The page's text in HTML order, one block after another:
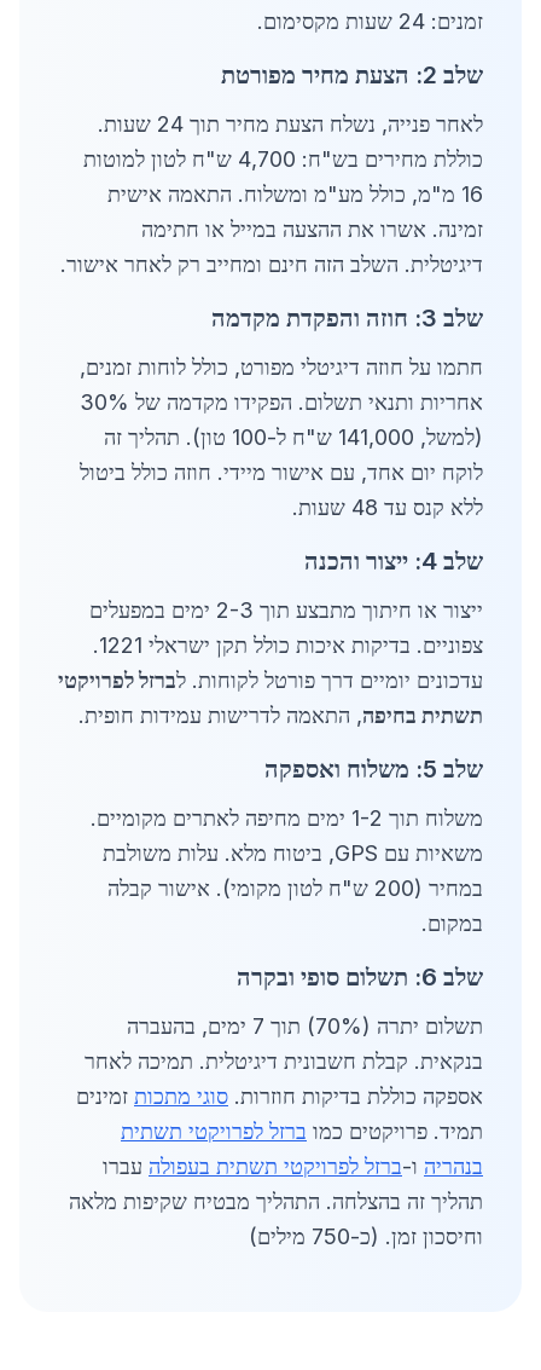
זמנים: 24 שעות מקסימום.
שלב 2: הצעת מחיר מפורטת
לאחר פנייה, נשלח הצעת מחיר תוך 24 שעות.
כוללת מחירים בש"ח: 4,700 ש"ח לטון למוטות
16 מ"מ, כולל מע"מ ומשלוח. התאמה אישית
זמינה. אשרו את ההצעה במייל או חתימה
דיגיטלית. השלב הזה חינם ומחייב רק לאחר אישור.
שלב 3: חוזה והפקדת מקדמה
חתמו על חוזה דיגיטלי מפורט, כולל לוחות זמנים,
אחריות ותנאי תשלום. הפקידו מקדמה של 30%
(למשל, 141,000 ש"ח ל-100 טון). תהליך זה
לוקח יום אחד, עם אישור מיידי. חוזה כולל ביטול
ללא קנס עד 48 שעות.
שלב 4: ייצור והכנה
ייצור או חיתוך מתבצע תוך 2-3 ימים במפעלים
צפוניים. בדיקות איכות כולל תקן ישראלי 1221.
עדכונים יומיים דרך פורטל לקוחות. לברזל לפרויקטי
תשתית בחיפה, התאמה לדרישות עמידות חופית.
שלב 5: משלוח ואספקה
משלוח תוך 1-2 ימים מחיפה לאתרים מקומיים.
משאיות עם GPS, ביטוח מלא. עלות משולבת
במחיר (200 ש"ח לטון מקומי). אישור קבלה
במקום.
שלב 6: תשלום סופי ובקרה
תשלום יתרה (70%) תוך 7 ימים, בהעברה
בנקאית. קבלת חשבונית דיגיטלית. תמיכה לאחר
אספקה כוללת בדיקות חוזרות. סוגי מתכות זמינים
תמיד. פרויקטים כמו ברזל לפרויקטי תשתית
בנהריה ו-ברזל לפרויקטי תשתית בעפולה עברו
תהליך זה בהצלחה. התהליך מבטיח שקיפות מלאה
וחיסכון זמן. (כ-750 מילים)